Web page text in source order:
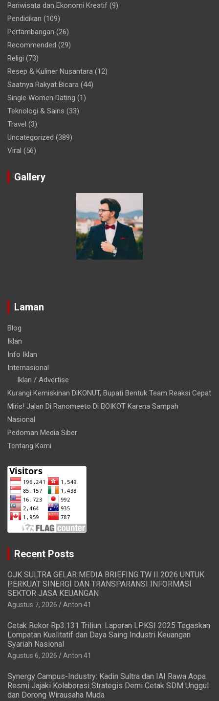
Pariwisata dan Ekonomi Kreatif (9)
Pendidikan (109)
Pertambangan (26)
Recommended (29)
Religi (73)
Resep & Kuliner Nusantara (12)
Saatnya Rakyat Bicara (44)
Single Women Dating (1)
Teknologi & Sains (33)
Travel (3)
Uncategorized (389)
Viral (56)
Gallery
Laman
Blog
Iklan
Info Iklan
Internasional
Iklan / Advertise
Kurangi Kemiskinan DiKONUT, Bupati Bentuk Team Reaksi Cepat
Miris! Jalan Di Ranomeeto Di BOIKOT Karena Sampah
Nasional
Pedoman Media Siber
Tentang Kami
Recent Posts
OJK SULTRA GELAR MEDIA BRIEFING TW II 2026 UNTUK
PERKUAT SINERGI DAN TRANSPARANSI INFORMASI
SEKTOR JASA KEUANGAN
Agustus 7, 2026 Anton 41
Cetak Rekor Rp3.131 Triliun: Laporan LPKSI 2025 Tegaskan
Lompatan Kualitatif dan Daya Saing Industri Keuangan
Syariah Nasional
Agustus 6, 2026 Anton 41
Synergy Campus-Industry: Kadin Sultra dan IAI Rawa Aopa
Resmi Jajaki Kolaborasi Strategis Demi Cetak SDM Unggul
dan Dorong Wirausaha Muda